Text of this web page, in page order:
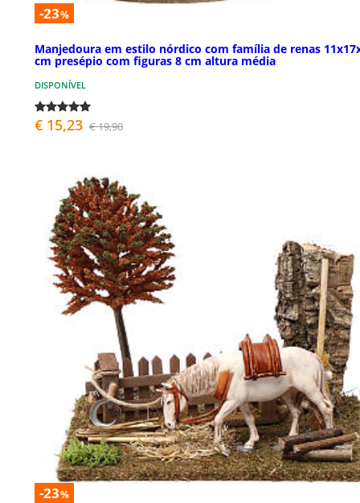
-23%
Manjedoura em estilo nórdico com família de renas
cm presépio com figuras 8 cm altura média
DISPONÍVEL
€ 15,23 € 19,90
-23%